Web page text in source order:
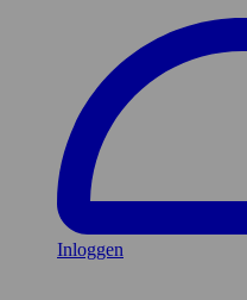
Inloggen